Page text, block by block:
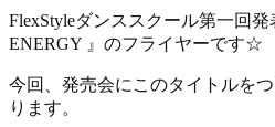
FlexStyleダンススクール第一回
ENERGY 』のフライヤーです☆
今回、発売会にこのタイトルを
ります。